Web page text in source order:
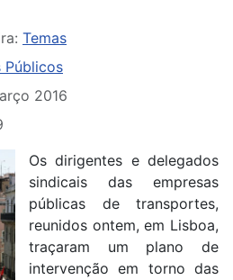
Temas
Públicos
2016
Os dirigentes e delegados
sindicais das empresas
públicas de transportes,
reunidos ontem, em Lisboa,
traçaram um plano de
intervenção em torno das